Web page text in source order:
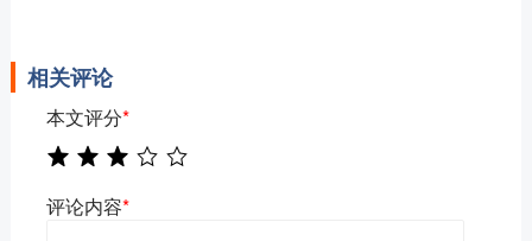
相关评论
本文评分*
评论内容*